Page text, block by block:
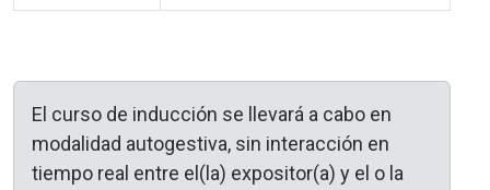
El curso de inducción se llevará a cabo en
modalidad autogestiva, sin interacción en
tiempo real entre el(la) expositor(a) y el o la